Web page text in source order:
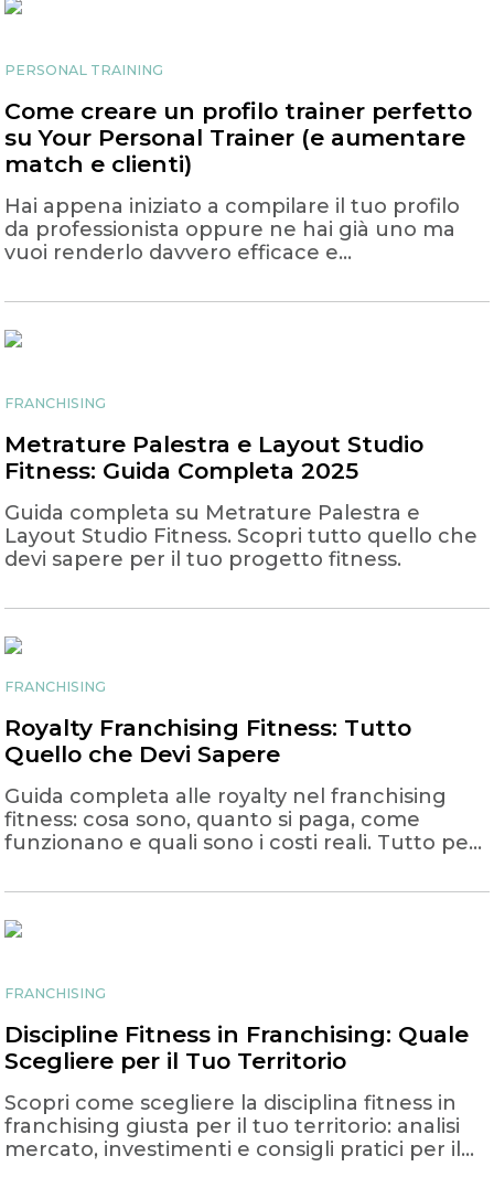
PERSONAL TRAINING
Come creare un profilo trainer perfetto
su Your Personal Trainer (e aumentare
match e clienti)
Hai appena iniziato a compilare il tuo profilo
da professionista oppure ne hai già uno ma
vuoi renderlo davvero efficace e
trainer è il tuo biglietto da visita digitale, ciò
l’algoritmo usa per suggerirti nel nostro test
visibilità, credibilità e possibilità di essere
contattato. In questo articolo scoprirai,
sezione per sezione, come ottimizzare la tua
scheda per ottenere più match e più clienti,
seguendo le best practice ufficiali YPT.
FRANCHISING
Metrature Palestra e Layout Studio
Fitness: Guida Completa 2025
Guida completa su Metrature Palestra e
Layout Studio Fitness. Scopri tutto quello che
devi sapere per il tuo progetto fitness.
FRANCHISING
Royalty Franchising Fitness: Tutto
Quello che Devi Sapere
Guida completa alle royalty nel franchising
fitness: cosa sono, quanto si paga, come
funzionano e quali sono i costi reali. Tutto per
FRANCHISING
Discipline Fitness in Franchising: Quale
Scegliere per il Tuo Territorio
Scopri come scegliere la disciplina fitness in
franchising giusta per il tuo territorio: analisi
mercato, investimenti e consigli pratici per il